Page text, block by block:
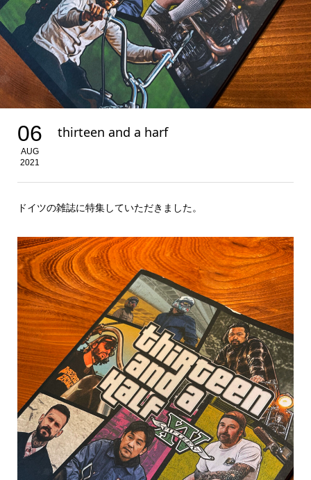
06
AUG
2021
thirteen and a harf
ドイツの雑誌に特集していただきました。